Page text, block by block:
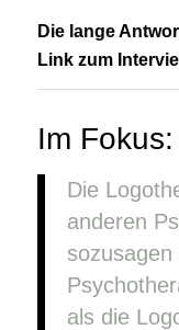
Die lange
Link zum
Im
Die
anderen
sozusagen
als die